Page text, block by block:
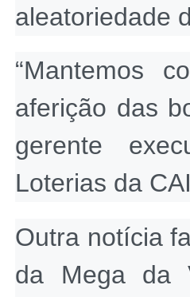
aleatoriedade
“Mantemos
aferição das
gerente
Loterias da
Outra notícia
da Mega da